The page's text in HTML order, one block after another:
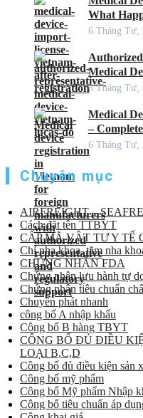
What
6 Tháng Tư,
Medical
6 Tháng Tư,
Medical
–
6 Tháng Tư,
Chuyên mục
AIRFREIGHT –
Cách đặt tên TTBYT
CẤP MÃ VẬT TƯ Y TẾ
Chỉ nha khoa, tăm nha
CHỨNG NHẬN FDA
Chứng nhận lưu hành tự
Chứng nhận tiêu chuẩn
Chuyển phát nhanh
công bố A nhập khẩu
Công bố B hàng TBYT
CÔNG BỐ ĐỦ ĐIỀU
LOẠI B,C,D
Công bố đủ điều kiện sản
Công bố mỹ phẩm
Công bố Mỹ phẩm Nhập
Công bố tiêu chuẩn áp